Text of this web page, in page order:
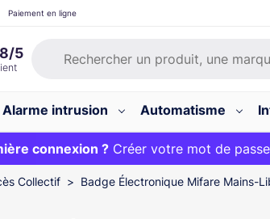
Paiement en ligne
Alarme intrusion Automatisme
OFFERT sur votre panier et livraison 24/
connexion ?Créer votre mot de
Collectif Badge Électronique Mifare Mains-